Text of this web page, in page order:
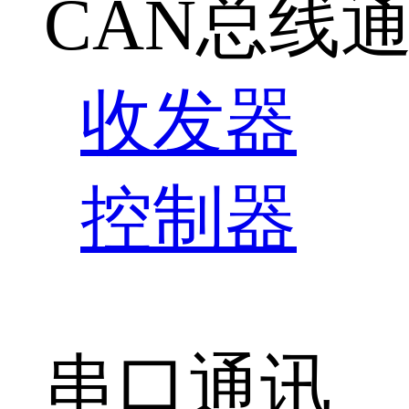
CAN总线
收发器
控制器
串口通讯